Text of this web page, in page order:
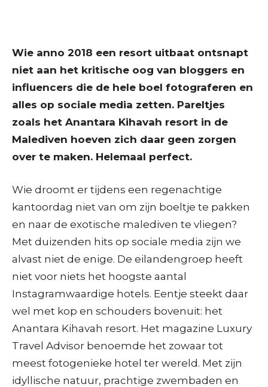
Wie anno 2018 een resort uitbaat ontsnapt
niet aan het kritische oog van bloggers en
influencers die de hele boel fotograferen en
alles op sociale media zetten. Pareltjes
zoals het Anantara Kihavah resort in de
Malediven hoeven zich daar geen zorgen
over te maken. Helemaal perfect.
Wie droomt er tijdens een regenachtige
kantoordag niet van om zijn boeltje te pakken
en naar de exotische malediven te vliegen?
Met duizenden hits op sociale media zijn we
alvast niet de enige. De eilandengroep heeft
niet voor niets het hoogste aantal
Instagramwaardige hotels. Eentje steekt daar
wel met kop en schouders bovenuit: het
Anantara Kihavah resort. Het magazine Luxury
Travel Advisor benoemde het zowaar tot
meest fotogenieke hotel ter wereld. Met zijn
idyllische natuur, prachtige zwembaden en